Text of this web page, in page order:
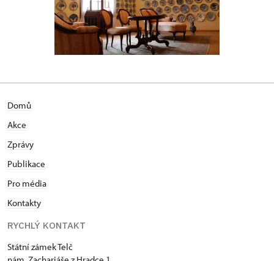
Domů
Akce
Zprávy
Publikace
Pro média
Kontakty
RYCHLÝ KONTAKT
Státní zámek Telč